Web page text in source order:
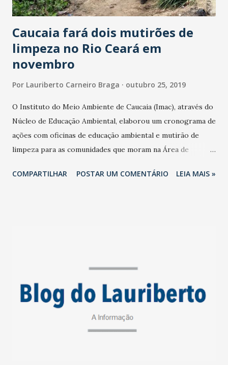
sede da Secretaria ...
Caucaia fará dois mutirões de
limpeza no Rio Ceará em
novembro
Por Lauriberto Carneiro Braga outubro 25, 2019
O Instituto do Meio Ambiente de Caucaia (Imac), através do
Núcleo de Educação Ambiental, elaborou um cronograma de
ações com oficinas de educação ambiental e mutirão de
limpeza para as comunidades que moram na Área de
mobilizações estão programadas para segunda (quatro) e
promover a sensibilização da população sobre as
consequências que a poluição gera, como a morte do rio e
da fauna e flora do entorno. O material recolhido nas duas
próximas forças-tarefa será destinado a uma associação de
COMPARTILHAR POSTAR UM COMENTÁRIO LEIA MAIS »